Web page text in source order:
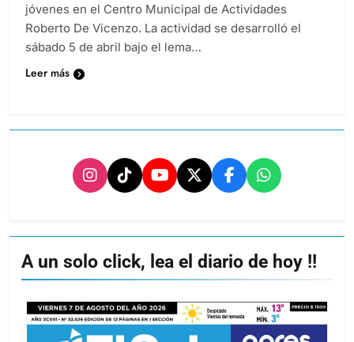
jóvenes en el Centro Municipal de Actividades
Roberto De Vicenzo. La actividad se desarrolló el
sábado 5 de abril bajo el lema…
Leer más
A un solo click, lea el diario de hoy !!